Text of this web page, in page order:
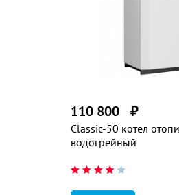
Classic-50 котел
водогрейный
110 800 ₽